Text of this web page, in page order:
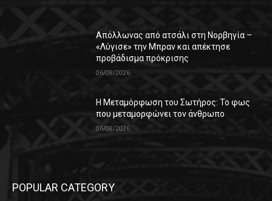
Απόλλωνας από ατσάλι στη Νορβηγία –
«Λύγισε» την Μπραν και απέκτησε
προβάδισμα πρόκρισης
06/08/2026
Η Μεταμόρφωση του Σωτήρος: Το φως
που μεταμορφώνει τον άνθρωπο
06/08/2026
POPULAR CATEGORY